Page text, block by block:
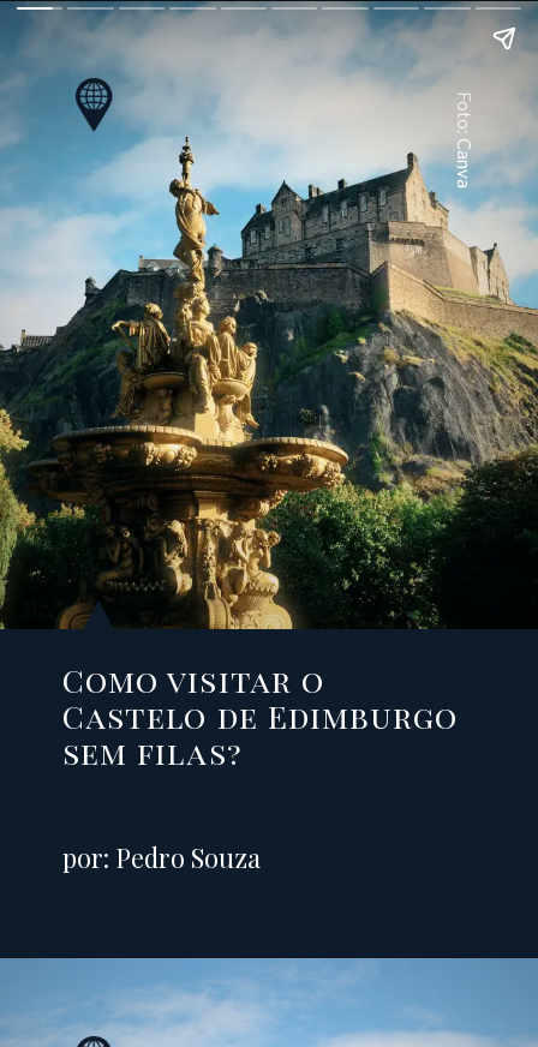
Foto: Canva
Como visitar o
Castelo de Edimburgo
sem filas?
por: Pedro Souza